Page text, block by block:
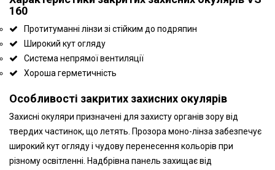
160
Протитуманні лінзи зі стійким до подряпин
Широкий кут огляду
Система непрямої вентиляції
Хороша герметичність
Особливості закритих захисних окулярів
Захисні окуляри призначені для захисту органів зору від
твердих частинок, що летять. Прозора моно-лінза забезпечує
широкий кут огляду і чудову перенесення кольорів при
різному освітленні. Надбрівна панель захищає від